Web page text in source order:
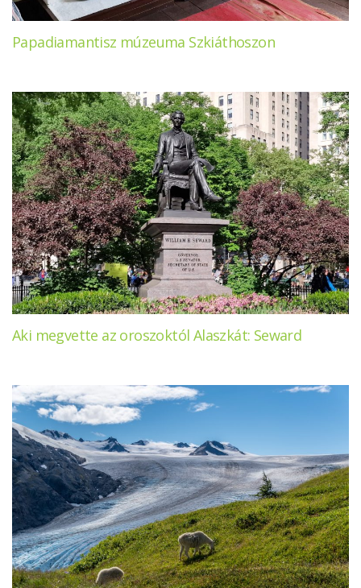
Papadiamantisz múzeuma Szkiáthoszon
Aki megvette az oroszoktól Alaszkát: Seward